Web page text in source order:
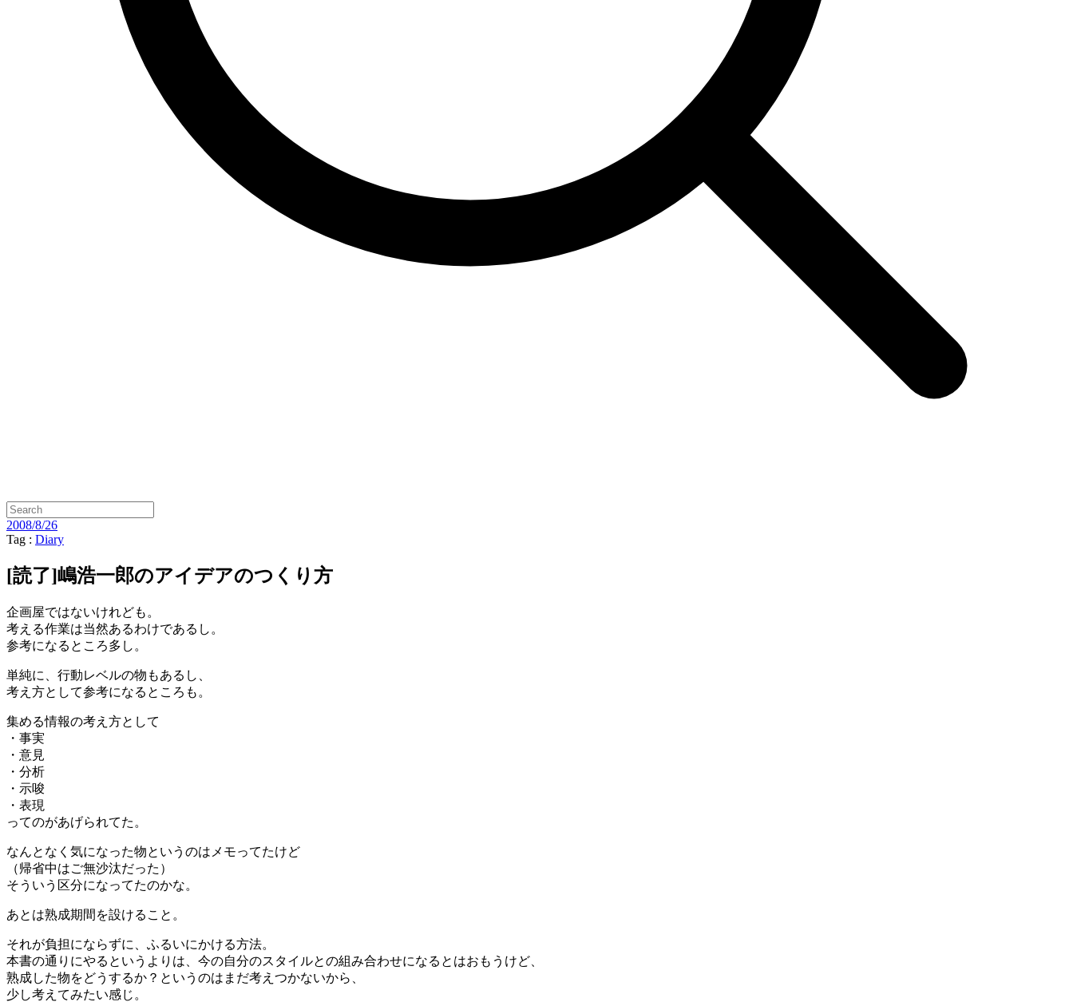
2008/8/26
Tag : Diary
[読了]嶋浩一郎のアイデアのつくり方
企画屋ではないけれども。
考える作業は当然あるわけであるし。
参考になるところ多し。
単純に、行動レベルの物もあるし、
考え方として参考になるところも。
集める情報の考え方として
・事実
・意見
・分析
・示唆
・表現
ってのがあげられてた。
なんとなく気になった物というのはメモってたけど
（帰省中はご無沙汰だった）
そういう区分になってたのかな。
あとは熟成期間を設けること。
それが負担にならずに、ふるいにかける方法。
本書の通りにやるというよりは、今の自分のスタイルとの組み合わせになるとはおもうけど、
熟成した物をどうするか？というのはまだ考えつかないから、
少し考えてみたい感じ。